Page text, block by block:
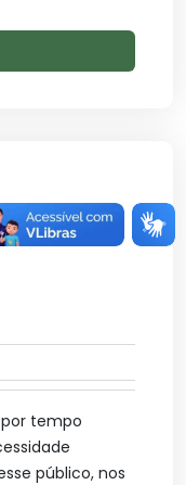
tempo
público, nos